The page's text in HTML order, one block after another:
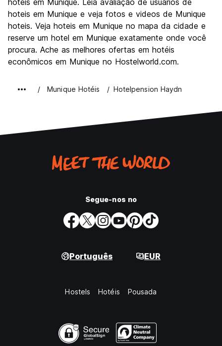
Festas / vida noturna
8.2
Custo-beneficio
7.2
hoteis em Munique. Leia avaliação de usuários de
hoteis em Munique e veja fotos e videos de Munique
hoteis. Veja hoteis em Munique no mapa da cidade e
reserve um hotel em Munique exatamente onde você
procura. Ache as melhores ofertas em hotéis
econômicos em Munique no Hostelworld.com.
Munique Hotéis Hotelpension Haydn
Segue-nos no
Português EUR
Hostels Hotéis Pousada